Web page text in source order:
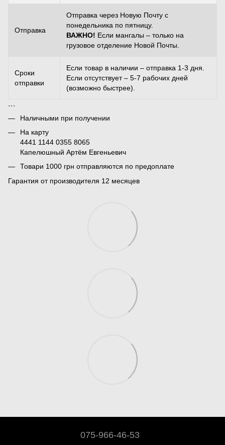
Отправка
Отправка через Новую Почту с
понедельника по пятницу.
ВАЖНО! Если мангалы – только на
грузовое отделение Новой Почты.
Сроки
отправки
Если товар в наличии – отправка 1-3 дня.
Если отсутствует – 5-7 рабочих дней
(возможно быстрее).
```
Наличными при получении
На карту
4441 1144 0355 8065
Капелюшный Артём Евгеньевич
Товари 1000 грн отправляются по предоплате
Гарантия от производителя 12 месяцев
075-966-46-53